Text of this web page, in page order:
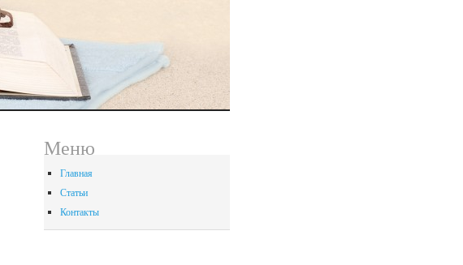
Меню
Главная
Статьи
Контакты